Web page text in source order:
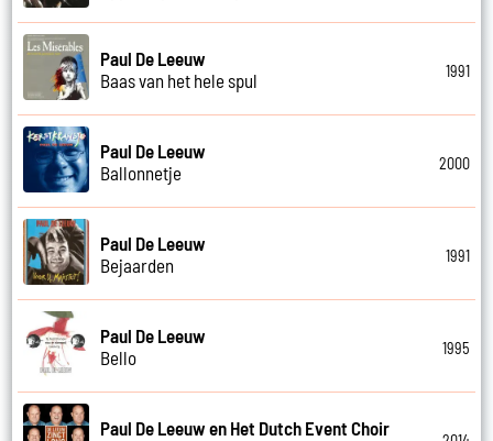
Paul De Leeuw
Baas van het hele spul
1991
Paul De Leeuw
Ballonnetje
2000
Paul De Leeuw
Bejaarden
1991
Paul De Leeuw
Bello
1995
Paul De Leeuw en Het Dutch Event Choir